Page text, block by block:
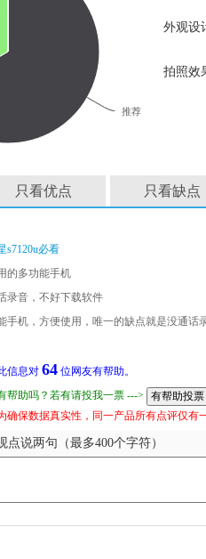
推荐
外观设
拍照效
只看优点 只看缺点
s7120u必看
的多功能手机
录音，不好下载软件
手机，方便使用，唯一的缺点就是没通话
信息对 64 位网友有帮助。
帮助吗？若有请投我一票 --->
确保数据真实性，同一产品所有点评仅有
点说两句（最多400个字符）